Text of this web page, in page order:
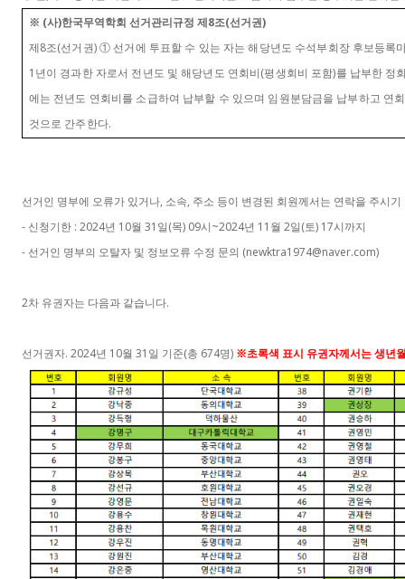
※ (사)한국무역학회 선거관리규정 제 8조(선거권)
제 8조(선거권)①선거에 투표할 수 있는 자는 해당년도 수석부회장 후보등록
1 년이 경과한 자로서 전년도 및 해당년도 연회비 (평생회비 포함)를 납부한 정
에는 전년도 연회비를 소급하여 납부할 수 있으며 임원분담금을 납부하고 연
것으로 간주한다.
선거인 명부에 오류가 있거나, 소속, 주소 등이 변경된 회원께서는 연락을 주시기
- 신청기한 : 2024년 10월 31 일 (목) 09시 ~2024년 11 월 2일 (토) 17시까지
- 선거인 명부의 오탈자 및 정보오류 수정 문의 (newktra1974@naver.com)
2차 유권자는 다음과 같습니다.
선거권자. 2024년 10월 31 일 기준(총 674명) ※초록색 표시 유권자께서는 생년